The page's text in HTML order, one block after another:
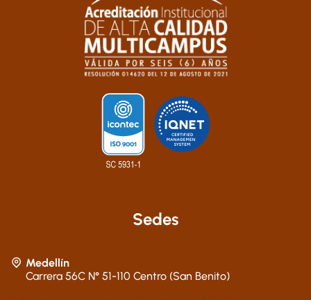
Sedes
Medellín
Carrera 56C N° 51-110 Centro (San Benito)